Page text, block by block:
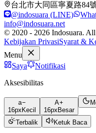
台北市大同區寧夏路84
@indosuara (LINE)
info@indosuara.net
© 2020 - 2026 Indosuara. All
Kebijakan PrivasiSyarat &
Menu
Saya
Notifikasi
Aksesibilitas
a
16px Kecil
A
16px Besar
Terbalik Ketuk Baca